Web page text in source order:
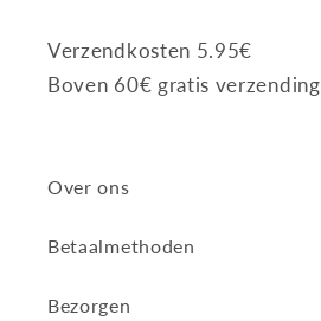
Verzendkosten 5.95€
Boven 60€ gratis verzending
Over ons
Betaalmethoden
Bezorgen